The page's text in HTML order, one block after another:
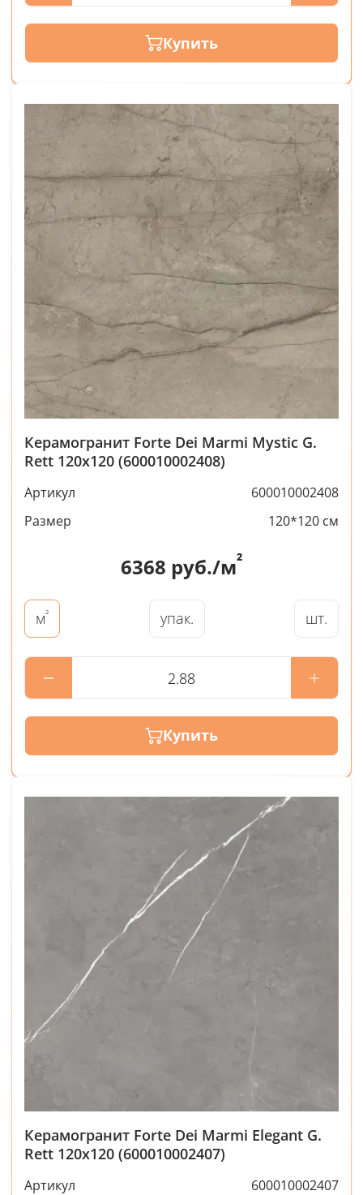
Купить
Керамогранит Forte Dei Marmi Mystic G.
Rett 120x120 (600010002408)
Артикул
600010002408
Размер
120*120 см
6368 руб./м²
м² упак. шт.
Купить
Керамогранит Forte Dei Marmi Elegant G.
Rett 120x120 (600010002407)
Артикул
600010002407